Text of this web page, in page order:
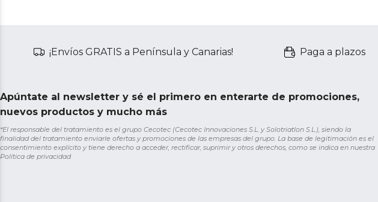
¡Envíos GRATIS a Península y Canarias! Paga a plazos
Apúntate al newsletter y sé el primero en enterarte de promociones,
nuevos productos y mucho más
*El responsable del tratamiento es el grupo Cecotec (Cecotec Innovaciones S.L. y Solotriatlon S.L.), siendo la
finalidad del tratamiento enviarle ofertas y promociones de las empresas del grupo. La base de legitimación es el
consentimiento explícito y tiene derecho a acceder, rectificar, suprimir y otros derechos, como se indica en nuestra
Política de privacidad